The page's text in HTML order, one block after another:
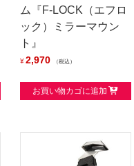
ム『F-LOCK（エフロ
ック）ミラーマウン
ト』
¥2,970 税込
お買い物カゴに追加